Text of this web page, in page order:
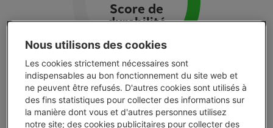
Score de
durabilité
Top 3 des marques
Nous utilisons des cookies
Les cookies strictement nécessaires sont
indispensables au bon fonctionnement du site web et
ne peuvent être refusés. D'autres cookies sont utilisés à
des fins statistiques pour collecter des informations sur
la manière dont vous et d'autres personnes utilisez
notre site; des cookies publicitaires pour collecter des